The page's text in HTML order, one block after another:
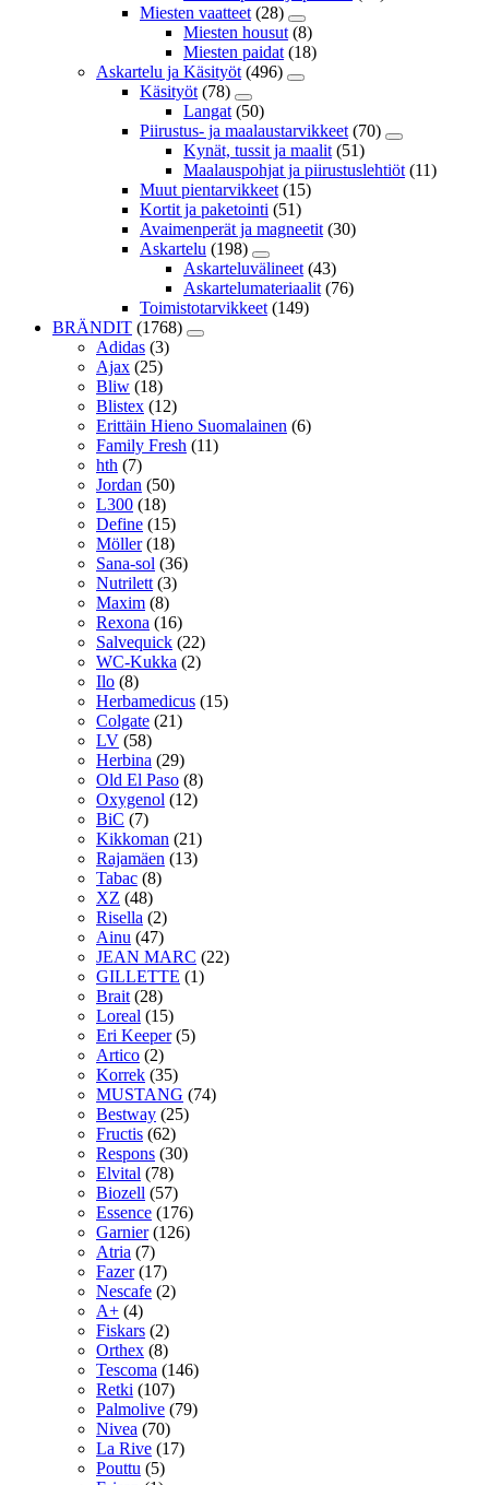
Miesten vaatteet (28)
Miesten housut (8)
Miesten paidat (18)
Askartelu ja Käsityöt (496)
Käsityöt (78)
Langat (50)
Piirustus- ja maalaustarvikkeet (70)
Kynät, tussit ja maalit (51)
Maalauspohjat ja piirustuslehtiöt (11)
Muut pientarvikkeet (15)
Kortit ja paketointi (51)
Avaimenperät ja magneetit (30)
Askartelu (198)
Askarteluvälineet (43)
Askartelumateriaalit (76)
Toimistotarvikkeet (149)
BRÄNDIT (1768)
Adidas (3)
Ajax (25)
Bliw (18)
Blistex (12)
Erittäin Hieno Suomalainen (6)
Family Fresh (11)
hth (7)
Jordan (50)
L300 (18)
Define (15)
Möller (18)
Sana-sol (36)
Nutrilett (3)
Maxim (8)
Rexona (16)
Salvequick (22)
WC-Kukka (2)
Ilo (8)
Herbamedicus (15)
Colgate (21)
LV (58)
Herbina (29)
Old El Paso (8)
Oxygenol (12)
BiC (7)
Kikkoman (21)
Rajamäen (13)
Tabac (8)
XZ (48)
Risella (2)
Ainu (47)
JEAN MARC (22)
GILLETTE (1)
Brait (28)
Loreal (15)
Eri Keeper (5)
Artico (2)
Korrek (35)
MUSTANG (74)
Bestway (25)
Fructis (62)
Respons (30)
Elvital (78)
Biozell (57)
Essence (176)
Garnier (126)
Atria (7)
Fazer (17)
Nescafe (2)
A+ (4)
Fiskars (2)
Orthex (8)
Tescoma (146)
Retki (107)
Palmolive (79)
Nivea (70)
La Rive (17)
Pouttu (5)